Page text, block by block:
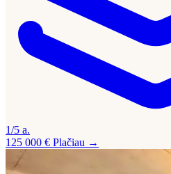
1/5 a.
125 000 € Plačiau →